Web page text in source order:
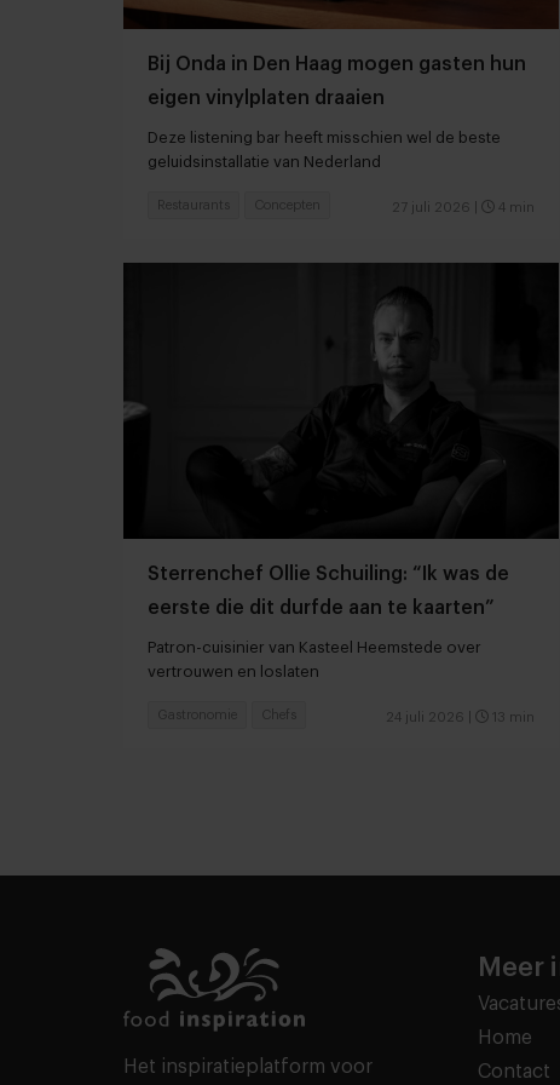
Bij Onda in Den Haag mogen gasten hun
eigen vinylplaten draaien
Deze listening bar heeft misschien wel de beste
geluidsinstallatie van Nederland
27 juli 2026 4 min
Restaurants Concepten
Sterrenchef Ollie Schuiling: “Ik was de
eerste die dit durfde aan te kaarten”
Patron-cuisinier van Kasteel Heemstede over
vertrouwen en loslaten
24 juli 2026 13 min
Gastronomie Chefs
Het inspiratieplatform voor
Meer
Home
Contact